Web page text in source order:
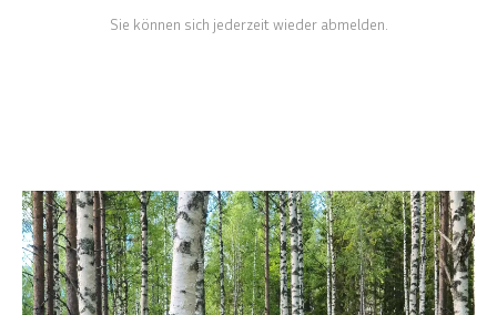
Sie können sich jederzeit wieder abmelden.